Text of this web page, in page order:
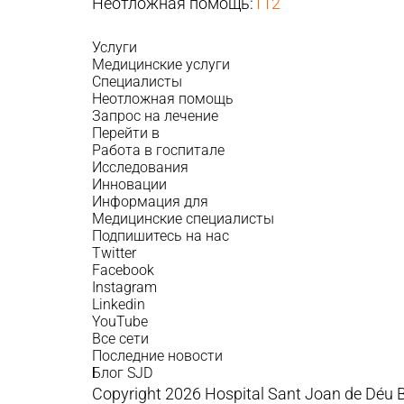
Услуги
Медицинские услуги
Специалисты
Неотложная помощь
Запрос на лечение
Перейти в
Работа в госпитале
Исследования
Инновации
Информация для
Медицинские специалисты
Подпишитесь на нас
Twitter
Facebook
Instagram
Linkedin
YouTube
Все сети
Последние новости
Блог SJD
Copyright 2026 Hospital Sant Joan de Déu